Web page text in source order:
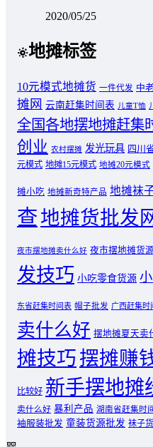
2020/05/25
地摊标签
10元模式地摊货 一件代发 中
摊网 云南赶集时间表 儿童T恤
全国各地摆地摊赶集
创业 农村摆摊 发光玩具 四川
元模式 地摊15元模式 地摊20元模式
摊小吃 地摊新奇特产品 地摊袜
查地摊货批发
夜市摆地摊卖什么好 夜市摆地摊货源
发技巧 小吃零食货源
东省赶集时间表 帽子批发 广西赶集时
卖什么好 摆地摊夏天卖
摊技巧摆摊赚
比较好 新手摆地摊
卖什么好 暴利产品 湖南省赶集时
袖服装批发 童装货源批发 袜子